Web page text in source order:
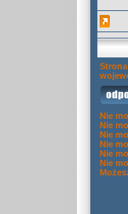
Strona
Nie
Nie
Nie
Nie
Nie
Nie